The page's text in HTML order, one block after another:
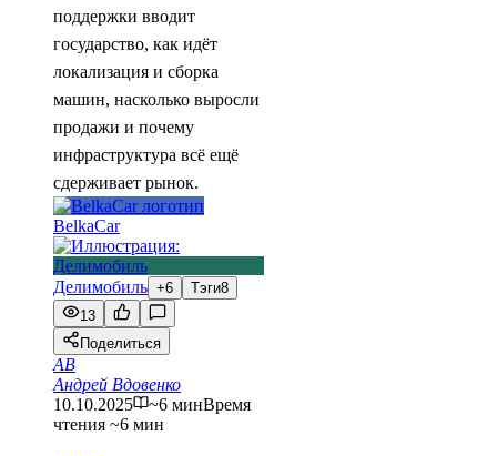
поддержки вводит
государство, как идёт
локализация и сборка
машин, насколько выросли
продажи и почему
инфраструктура всё ещё
сдерживает рынок.
BelkaCar
Делимобиль +6 Тэги8
13
Поделиться
АВ
Андрей Вдовенко
10.10.2025
~6 минВремя
чтения ~6 мин